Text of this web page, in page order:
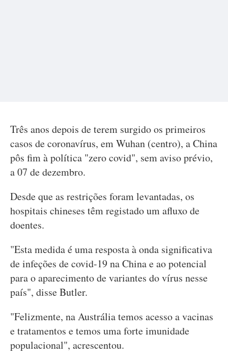
Três anos depois de terem surgido os primeiros
casos de coronavírus, em Wuhan (centro), a China
pôs fim à política "zero covid", sem aviso prévio,
a 07 de dezembro.
Desde que as restrições foram levantadas, os
hospitais chineses têm registado um afluxo de
doentes.
"Esta medida é uma resposta à onda significativa
de infeções de covid-19 na China e ao potencial
para o aparecimento de variantes do vírus nesse
país", disse Butler.
"Felizmente, na Austrália temos acesso a vacinas
e tratamentos e temos uma forte imunidade
populacional", acrescentou.